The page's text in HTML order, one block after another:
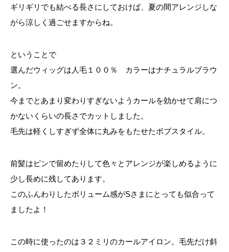
ギリギリでも結べる長さにしておけば、夏の間アレンジしな
がら涼しく過ごせますからね。
ということで
選んだウィッグは人毛１００％ カラーはナチュラルブラウ
ン。
今までとあまり変わりすぎないようカールを効かせて肩につ
かないくらいの長さでカットしました。
毛先は軽くしすぎず全体に丸みをもたせたボブスタイル。
前髪はピンで留めたりして色々とアレンジが楽しめるように
少し長めに残してあります。
このふんわりしたボリューム感がSさまにとっても似合って
ましたよ！
この時に使ったのは３２ミリのカールアイロン。毛先だけ斜